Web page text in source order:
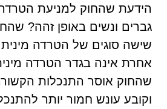
הידעת שהחוק למניעת
גברים ונשים באופן זהה?
שישה סוגים של הטרדה
אחרת אינה בגדר הטרדה
שהחוק אוסר התנכלות
וקובע עונש חמור יותר